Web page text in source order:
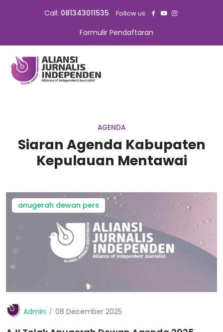
Call: 081343011535 Follow us:
Formulir Pendaftaran
AGENDA
Siaran Agenda Kabupaten
Kepulauan Mentawai
anugerah dewan pers
Admin 08 December 2025